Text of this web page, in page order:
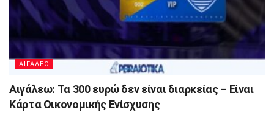
ΑΙΓΑΛΕΩ
Αιγάλεω: Τα 300 ευρώ δεν είναι διαρκείας – Είναι
Κάρτα Οικονομικής Ενίσχυσης